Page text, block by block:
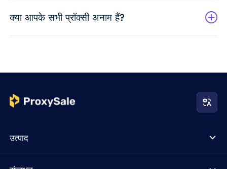
क्या आपके सभी प्रॉक्सी अनाम हैं?
उत्पाद